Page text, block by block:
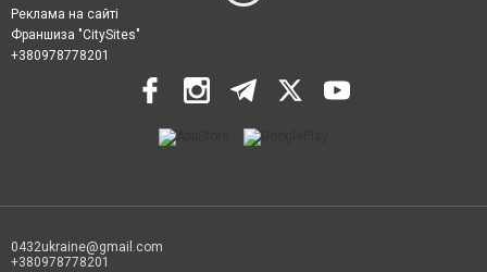
Реклама на сайті
Франшиза "CitySites"
+380978778201
0432ukraine@gmail.com
+380978778201